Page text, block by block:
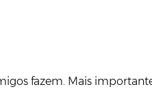
fazem. Mais